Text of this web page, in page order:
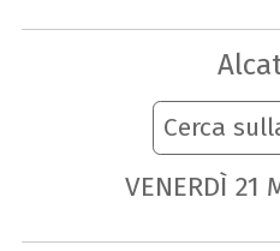
Cerca
VENERDÌ 21